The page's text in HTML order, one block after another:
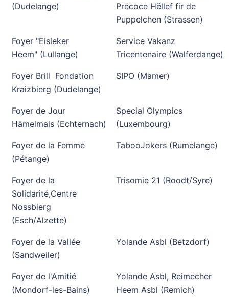
(Dudelange)
Précoce Hëllef fir de
Puppelchen (Strassen)
Foyer "Eisleker
Heem" (Lullange)
Service Vakanz
Tricentenaire (Walferdange)
Foyer Brill Fondation
Kraizbierg (Dudelange)
SIPO (Mamer)
Foyer de Jour
Hämelmais (Echternach)
Special Olympics
(Luxembourg)
Foyer de la Femme
(Pétange)
TabooJokers (Rumelange)
Foyer de la
Solidarité,Centre
Nossbierg
(Esch/Alzette)
Trisomie 21 (Roodt/Syre)
Foyer de la Vallée
(Sandweiler)
Yolande Asbl (Betzdorf)
Foyer de l'Amitié
(Mondorf-les-Bains)
Yolande Asbl, Reimecher
Heem Asbl (Remich)